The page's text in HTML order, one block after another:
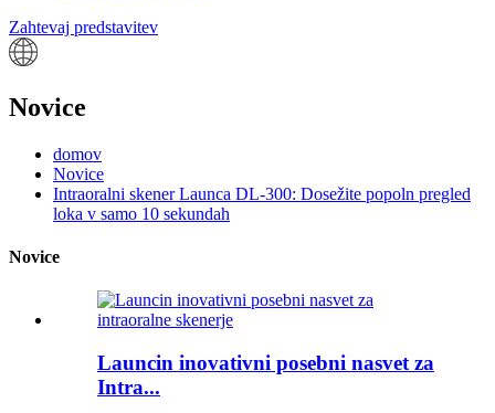
Zahtevaj predstavitev
Novice
domov
Novice
Intraoralni skener Launca DL-300: Dosežite popoln pregled
loka v samo 10 sekundah
Novice
Launcin inovativni posebni nasvet za
Intra...